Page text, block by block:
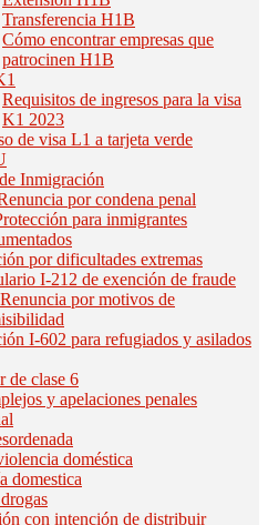
Transferencia H1B
Cómo encontrar empresas que
patrocinen H1B
Requisitos de ingresos para la visa
K1 2023
de visa L1 a tarjeta verde
Inmigración
por condena penal
para inmigrantes
por dificultades extremas
I-212 de exención de fraude
por motivos de
I-602 para refugiados y asilados
de clase 6
y apelaciones penales
doméstica
domestica
con intención de distribuir